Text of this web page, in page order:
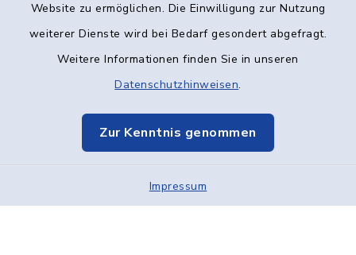
Website zu ermöglichen. Die Einwilligung zur Nutzung
weiterer Dienste wird bei Bedarf gesondert abgefragt.
Weitere Informationen finden Sie in unseren
Datenschutzhinweisen.
Zur Kenntnis genommen
Impressum
Datenschutz
Elektronische Kommunikation
Sitemap